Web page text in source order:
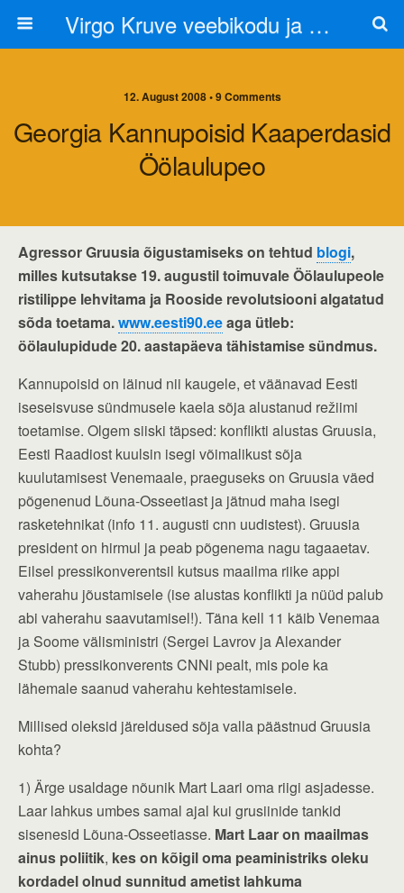
Virgo Kruve veebikodu ja blogi
12. August 2008 • 9 Comments
Georgia Kannupoisid Kaaperdasid
Öölaulupeo
Agressor Gruusia õigustamiseks on tehtud blogi,
milles kutsutakse 19. augustil toimuvale Öölaulupeole
ristilippe lehvitama ja Rooside revolutsiooni algatatud
sõda toetama.www.eesti90.eeaga ütleb:
öölaulupidude 20. aastapäeva tähistamise sündmus.
Kannupoisid on läinud nii kaugele, et väänavad Eesti
iseseisvuse sündmusele kaela sõja alustanud režiimi
toetamise. Olgem siiski täpsed: konflikti alustas Gruusia,
Eesti Raadiost kuulsin isegi võimalikust sõja
kuulutamisest Venemaale, praeguseks on Gruusia väed
põgenenud Lõuna-Osseetiast ja jätnud maha isegi
rasketehnikat (info 11. augusti cnn uudistest). Gruusia
president on hirmul ja peab põgenema nagu tagaaetav.
Eilsel pressikonverentsil kutsus maailma riike appi
vaherahu jõustamisele (ise alustas konflikti ja nüüd palub
abi vaherahu saavutamisel!). Täna kell 11 käib Venemaa
ja Soome välisministri (Sergei Lavrov ja Alexander
Stubb) pressikonverents CNNi pealt, mis pole ka
lähemale saanud vaherahu kehtestamisele.
Millised oleksid järeldused sõja valla päästnud Gruusia
kohta?
1) Ärge usaldage nõunik Mart Laari oma riigi asjadesse.
Laar lahkus umbes samal ajal kui grusiinide tankid
sisenesid Lõuna-Osseetiasse. Mart Laar on maailmas
ainus poliitik, kes on kõigil oma peaministriks oleku
kordadel olnud sunnitud ametist lahkuma